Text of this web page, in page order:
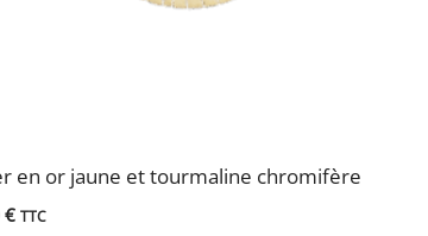
en or jaune et tourmaline chromifère
€ TTC